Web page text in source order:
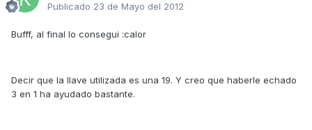
Publicado 23 de Mayo del 2012
Bufff, al final lo consegui :calor
Decir que la llave utilizada es una 19. Y creo que haberle echado
3 en 1 ha ayudado bastante.